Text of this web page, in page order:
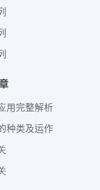
用完整解析
种类及运作